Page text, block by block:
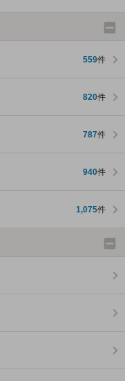
559件
820件
787件
940件
1,075件